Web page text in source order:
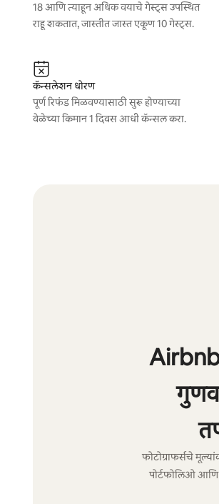
18 आणि त्याहून अधिक वयाचे गेस्ट्स उपस्थित
राहू शकतात, जास्तीत जास्त एकूण 10 गेस्ट्स.
कॅन्सलेशन धोरण
पूर्ण रिफंड मिळवण्यासाठी सुरू होण्याच्या
वेळेच्या किमान 1 दिवस आधी कॅन्सल करा.
Airbnb
फोटोग्राफर्सचे
पोर्टफोलिओ आणि